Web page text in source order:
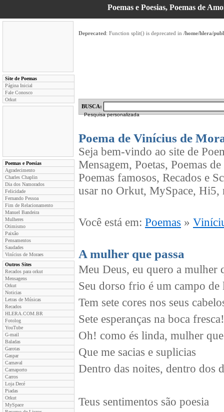
Poemas e Poesias, Poemas de
Site de Poemas
Página Inicial
Fale Conosco
Orkut
Poemas e Poesias
Agradecimento
Charles Chaplin
Dia dos Namorados
Felicidade
Fernando Pessoa
Fim de Relacionamento
Manuel Bandeira
Mulheres
Otimismo
Paixão
Pensamentos
Saudades
Vinícius de Moraes
Outros Sites
Recados para orkut
Mensagens
Orkut
Noticias
Letras de Músicas
Recados
HLERA.COM.BR
Fotolog
YouTube
G-mail
Baladas
Garotas
Gaspar
Carnaval
Carnaporto
Carros
Loja Decé
Piadas
Orkut
MySpace
Deprecated: Function split() is deprecated in /home/hlera/
BUSCA:
Pesquisa personalizada
Poema de Vinícius de
Seja bem-vindo ao site de
Mensagem, Poetas, Poemas
Poemas famosos, Recados e
usar no Orkut, MySpace, Hi5,
Você está em: Poemas »
A mulher que passa
Meu Deus, eu quero a mulher
Seu dorso frio é um campo de
Tem sete cores nos seus
Sete esperanças na boca fresca!
Oh! como és linda, mulher que
Que me sacias e suplicias
Dentro das noites, dentro dos
Teus sentimentos são poesia